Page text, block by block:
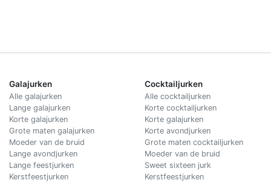
Galajurken
Alle galajurken
Lange galajurken
Korte galajurken
Grote maten galajurken
Moeder van de bruid
Lange avondjurken
Lange feestjurken
Kerstfeestjurken
Cocktailjurken
Alle cocktailjurken
Korte cocktailjurken
Korte galajurken
Korte avondjurken
Grote maten cocktailjurken
Moeder van de bruid
Sweet sixteen jurk
Kerstfeestjurken